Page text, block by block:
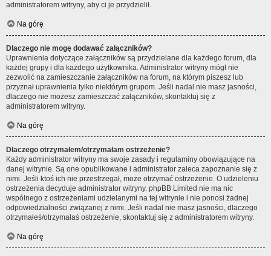
administratorem witryny, aby ci je przydzielił.
Na górę
Dlaczego nie mogę dodawać załączników?
Uprawnienia dotyczące załączników są przydzielane dla każdego forum, dla
każdej grupy i dla każdego użytkownika. Administrator witryny mógł nie
zezwolić na zamieszczanie załączników na forum, na którym piszesz lub
przyznał uprawnienia tylko niektórym grupom. Jeśli nadal nie masz jasności,
dlaczego nie możesz zamieszczać załączników, skontaktuj się z
administratorem witryny.
Na górę
Dlaczego otrzymałem/otrzymałam ostrzeżenie?
Każdy administrator witryny ma swoje zasady i regulaminy obowiązujące na
danej witrynie. Są one opublikowane i administrator zaleca zapoznanie się z
nimi. Jeśli ktoś ich nie przestrzegał, może otrzymać ostrzeżenie. O udzieleniu
ostrzeżenia decyduje administrator witryny. phpBB Limited nie ma nic
wspólnego z ostrzeżeniami udzielanymi na tej witrynie i nie ponosi żadnej
odpowiedzialności związanej z nimi. Jeśli nadal nie masz jasności, dlaczego
otrzymałeś/otrzymałaś ostrzeżenie, skontaktuj się z administratorem witryny.
Na górę